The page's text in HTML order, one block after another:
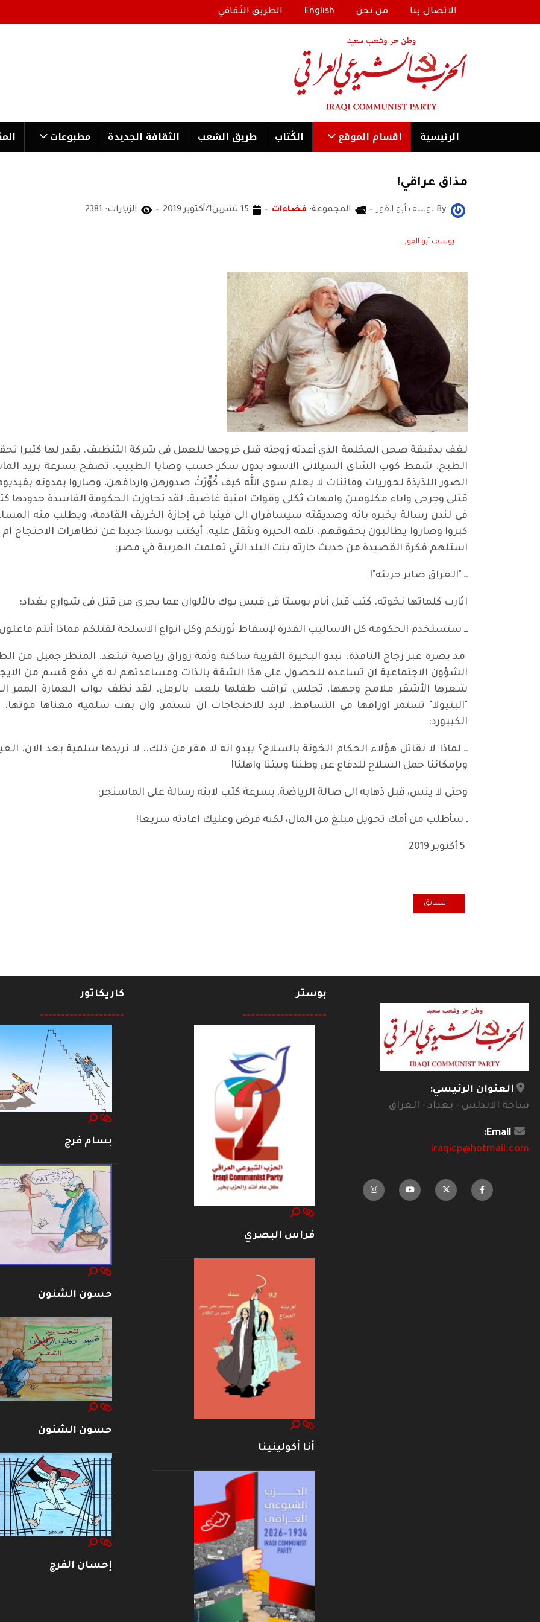
الاتصال بنا من نحن English الطريق الثقافي
الرئیسية اقسام الموقع الكُتاب طریق الشعب الثقافة الجدیدة مطبوعات
مذاق عراقي!
By يوسف أبو الفوز المجموعة: فضاءات 15 تشرين1/أكتوير 2019 الزيارات: 2381
يوسف أبو الفوز
لغف بدقيقة صحن المخلمة الذي أعدته زوجته قبل خروجها للعمل في شركة التنظيف. يقدر لها كثيرا
الطبخ. شفط كوب الشاي السيلاني الاسود بدون سكر حسب وصايا الطبيب. تصفح بسرعة بريد
الصور اللذيذة لحوريات وفاتنات لا يعلم سوى الله كيف كُوِّرَتْ صدورهن واردافهن، وصاروا يمدونه
قتلى وجرحى واباء مكلومين وامهات ثكلى وقوات امنية غاضبة. لقد تجاوزت الحكومة الفاسدة حدودها
في لندن رسالة يخبره بانه وصديقته سيسافران الى فينيا في إجازة الخريف القادمة، ويطلب منه
كبروا وصاروا يطالبون بحقوقهم. تلفه الحيرة وتثقل عليه. أيكتب بوستا جديدا عن تظاهرات الاحتجاج
استلهم فكرة القصيدة من حديث جارته بنت البلد التي تعلمت العربية في مصر:
ــ "العراق صاير حريئه"!
اثارت كلماتها نخوته. كتب قبل أيام بوستا في فيس بوك بالألوان عما يجري من قتل في شوارع بغداد:
ــ ستستخدم الحكومة كل الاساليب القذرة لإسقاط ثورتكم وكل انواع الاسلحة لقتلكم فماذا أنتم
مد بصره عبر زجاج النافذة. تبدو البحيرة القريبة ساكنة وثمة زوراق رياضية تبتعد. المنظر جميل من
الشؤون الاجتماعية ان تساعده للحصول على هذا الشقة بالذات ومساعدتهم له في دفع قسم من
شعرها الأشقر ملامح وجهها، تجلس تراقب طفلها يلعب بالرمل. لقد نظف بواب العمارة الممر
"البتيولا" تستمر اوراقها في التساقط. لابد للاحتجاجات ان تستمر، وان بقت سلمية معناها
الكيبورد:
ــ لماذا لا نقاتل هؤلاء الحكام الخونة بالسلاح؟ يبدو انه لا مفر من ذلك.. لا نريدها سلمية بعد الان.
وبإمكاننا حمل السلاح للدفاع عن وطننا وبيتنا واهلنا!
وحتى لا ينس، قبل ذهابه الى صالة الرياضة، بسرعة كتب لابنه رسالة على الماسنجر:
ـ سأطلب من أمك تحويل مبلغ من المال، لكنه قرض وعليك اعادته سريعا!
المقال السابق: متظاهر معتقل
السابق
العنوان الرئيسي:
ساحة الاندلس - بغداد - العراق
Email:
iraqicp@hotmail.com
بوستر
--------------------
فراس البصري
أنا أكولينينا
كاريكاتور
--------------------
بسام فرج
حسون الشنون
حسون الشنون
إحسان الفرج